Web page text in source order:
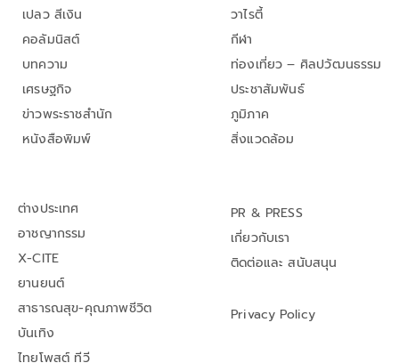
เปลว สีเงิน
คอลัมนิสต์
บทความ
เศรษฐกิจ
ข่าวพระราชสำนัก
หนังสือพิมพ์
วาไรตี้
กีฬา
ท่องเที่ยว – ศิลปวัฒนธรรม
ประชาสัมพันธ์
ภูมิภาค
สิ่งแวดล้อม
ต่างประเทศ
อาชญากรรม
X-CITE
ยานยนต์
สาธารณสุข-คุณภาพชีวิต
บันเทิง
ไทยโพสต์ ทีวี
PR & PRESS
เกี่ยวกับเรา
ติดต่อและ สนับสนุน
Privacy Policy